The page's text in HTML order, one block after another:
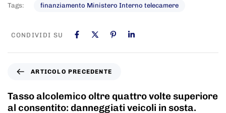
Tags: finanziamento Ministero Interno telecamere
CONDIVIDI SU
ARTICOLO PRECEDENTE
Tasso alcolemico oltre quattro volte superiore
al consentito: danneggiati veicoli in sosta.